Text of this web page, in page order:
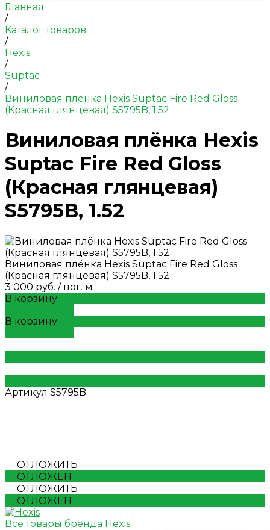
Главная
/
Каталог товаров
/
Hexis
/
Suptac
/
Виниловая плёнка Hexis Suptac Fire Red Gloss
(Красная глянцевая) S5795B, 1.52
Виниловая плёнка Hexis
Suptac Fire Red Gloss
(Красная глянцевая)
S5795B, 1.52
Виниловая плёнка Hexis Suptac Fire Red Gloss
(Красная глянцевая) S5795B, 1.52
3 000 руб. / пог. м
В корзину
В корзину
Артикул S5795B
ОТЛОЖИТЬ
ОТЛОЖЕН
ОТЛОЖИТЬ
ОТЛОЖЕН
Все товары бренда Hexis